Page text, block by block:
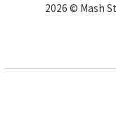
2026 © Mash